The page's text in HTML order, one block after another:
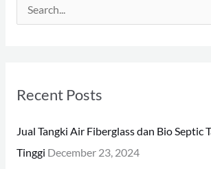
cRecent Posts
Jual Tangki Air Fiberglass dan Bio Septic
Tinggi December 23, 2024